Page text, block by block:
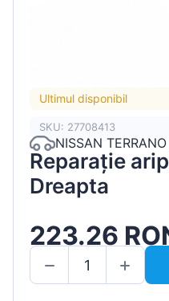
Ultimul disponibil
SKU: 27708413
NISSAN
Reparație
Dreapta
223.26